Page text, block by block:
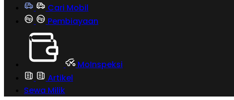
Cari Mobil
Pembiayaan
MoInspeksi
Artikel
Sewa Milik